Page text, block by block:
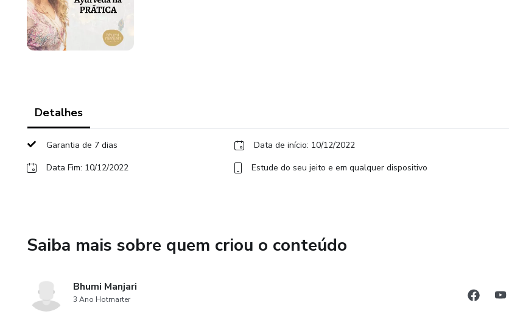
Detalhes
Garantia de 7 dias
Data de início: 10/12/2022
Data Fim: 10/12/2022
Estude do seu jeito e em qualquer dispositivo
Saiba mais sobre quem criou o conteúdo
Bhumi Manjari
3 Ano Hotmarter